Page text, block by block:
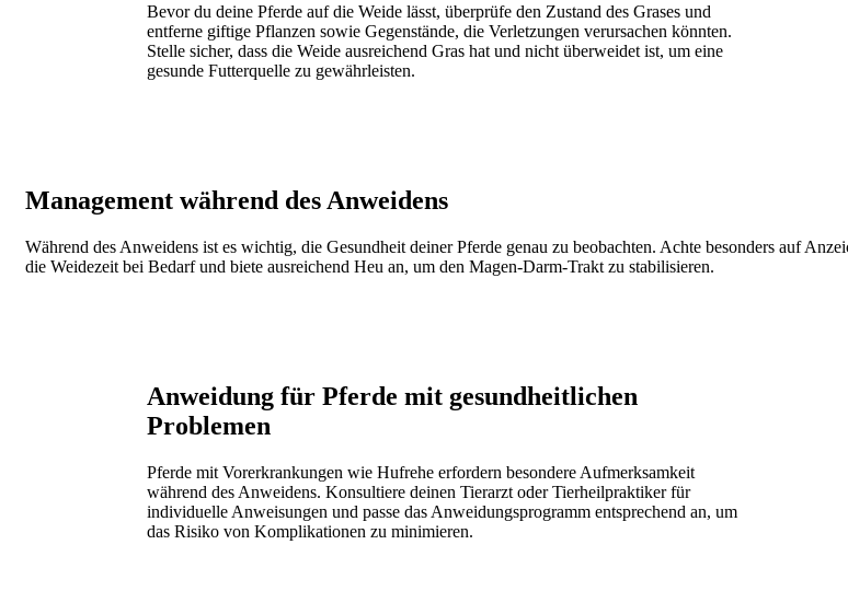
Bevor du deine Pferde auf die Weide lässt, überprüfe den Zustand des Grases und
entferne giftige Pflanzen sowie Gegenstände, die Verletzungen verursachen könnten.
Stelle sicher, dass die Weide ausreichend Gras hat und nicht überweidet ist, um eine
gesunde Futterquelle zu gewährleisten.
Management während des Anweidens
Während des Anweidens ist es wichtig, die Gesundheit deiner Pferde genau zu beobachten. Achte besonders auf
die Weidezeit bei Bedarf und biete ausreichend Heu an, um den Magen-Darm-Trakt zu stabilisieren.
Anweidung für Pferde mit gesundheitlichen
Problemen
Pferde mit Vorerkrankungen wie Hufrehe erfordern besondere Aufmerksamkeit
während des Anweidens. Konsultiere deinen Tierarzt oder Tierheilpraktiker für
individuelle Anweisungen und passe das Anweidungsprogramm entsprechend an, um
das Risiko von Komplikationen zu minimieren.